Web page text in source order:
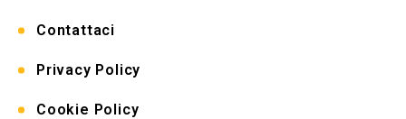
Contattaci
Privacy Policy
Cookie Policy